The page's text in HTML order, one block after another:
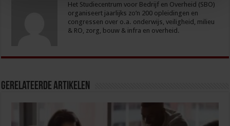
Het Studiecentrum voor Bedrijf en Overheid (SBO)
organiseert jaarlijks zo’n 200 opleidingen en
congressen over o.a. onderwijs, veiligheid, milieu
& RO, zorg, bouw & infra en overheid.
Gerelateerde Artikelen